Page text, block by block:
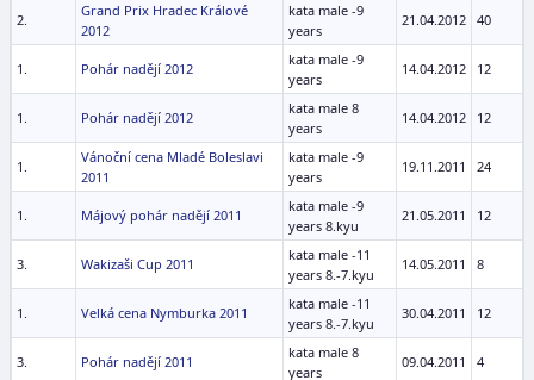
2.
Grand Prix Hradec Králové
2012
kata male -9
years
21.04.2012 40
1. Pohár nadějí 2012
kata male -9
years
14.04.2012 12
1. Pohár nadějí 2012
kata male 8
years
14.04.2012 12
1.
Vánoční cena Mladé Boleslavi
2011
kata male -9
years
19.11.2011 24
1. Májový pohár nadějí 2011
kata male -9
years 8.kyu
21.05.2011 12
3. Wakizaši Cup 2011
kata male -11
years 8.-7.kyu
14.05.2011 8
1. Velká cena Nymburka 2011
kata male -11
years 8.-7.kyu
30.04.2011 12
3. Pohár nadějí 2011
kata male 8
years
09.04.2011 4